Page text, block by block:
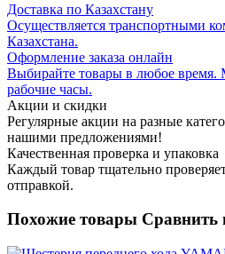
Доставка по Казахстану
Осуществляется транспортными
Казахстана.
Оформление заказа онлайн
Выбирайте товары в любое время.
рабочие часы.
Акции и скидки
Регулярные акции на разные
нашими предложениями!
Качественная проверка и упаковка
Каждый товар тщательно
отправкой.
Похожие товары Сравнить